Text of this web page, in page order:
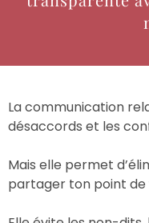
La communication
désaccords et les
Mais elle permet
partager ton point de